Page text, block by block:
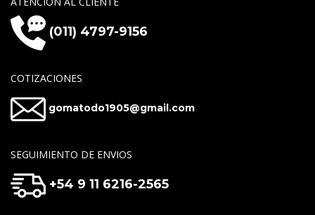
(011) 4797-9156
COTIZACIONES
gomatodo1905@gmail.com
SEGUIMIENTO DE ENVIOS
+54 9 11 6216-2565